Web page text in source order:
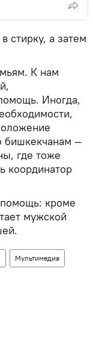
стирку, а затем
К нам
Иногда,
бишкекчанам —
где тоже
координатор
кроме
мужской
Мультимедиа